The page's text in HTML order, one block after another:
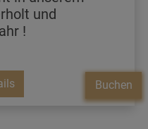
und
!
Buchen